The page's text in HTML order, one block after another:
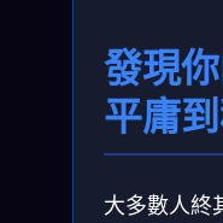
發現
平庸
大多數人終